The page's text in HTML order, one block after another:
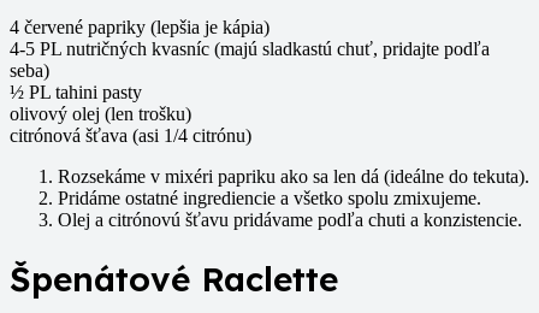
4 červené papriky (lepšia je kápia)
4-5 PL nutričných kvasníc (majú sladkastú chuť, pridajte podľa
seba)
½ PL tahini pasty
olivový olej (len trošku)
citrónová šťava (asi 1/4 citrónu)
Rozsekáme v mixéri papriku ako sa len dá (ideálne do tekuta).
Pridáme ostatné ingrediencie a všetko spolu zmixujeme.
Olej a citrónovú šťavu pridávame podľa chuti a konzistencie.
Špenátové Raclette